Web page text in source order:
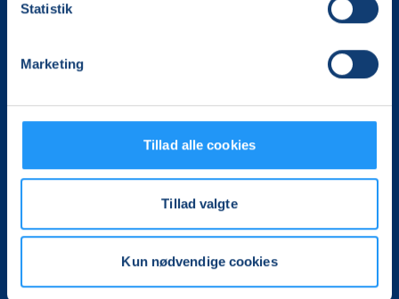
Statistik
Marketing
Tillad alle cookies
Tillad valgte
Kun nødvendige cookies
Vi skaber rammerne for meningsfulde møder mellem
foredrag og oplevelser.
Vævervej 10C, 1. sal
Tlf.:
kontor@lof-midtjylland.dk